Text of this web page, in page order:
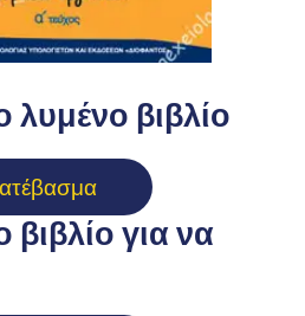
λυμένο βιβλίο
βιβλίο για να